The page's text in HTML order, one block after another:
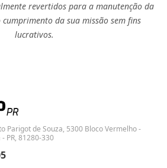
revertidos para a manutenção da
da sua missão sem fins
lucrativos.
Parigot de Souza, 5300 Bloco Vermelho -
PR, 81280-330